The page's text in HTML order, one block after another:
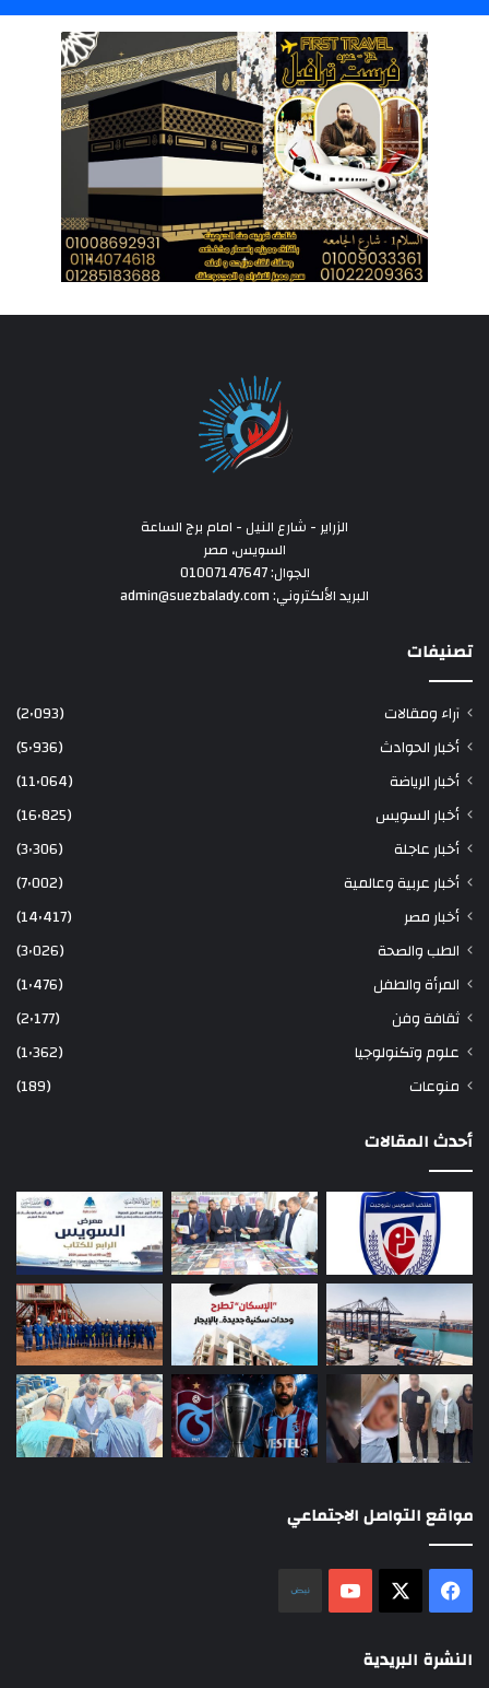
الزراير - شارع النيل - امام برج الساعة
السويس، مصر
الجوال: 01007147647
البريد الألكتروني: admin@suezbalady.com
تصنيفات
آراء ومقالات
(2٬093)
أخبار الحوادث
(5٬936)
أخبار الرياضة
(11٬064)
أخبار السويس
(16٬825)
أخبار عاجلة
(3٬306)
أخبار عربية وعالمية
(7٬002)
أخبار مصر
(14٬417)
الطب والصحة
(3٬026)
المرأة والطفل
(1٬476)
ثقافة وفن
(2٬177)
علوم وتكنولوجيا
(1٬362)
منوعات
(189)
أحدث المقالات
مواقع التواصل الاجتماعي
فيسبوك ‫YouTube
النشرة البريدية